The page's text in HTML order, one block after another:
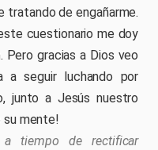
tratando de engañarme.
cuestionario me doy
Pero gracias a Dios veo
a seguir luchando por
junto a Jesús nuestro
su mente!
a tiempo de rectificar